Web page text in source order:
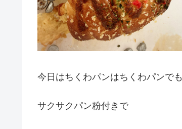
今日はちくわパンはちくわパンでも
サクサクパン粉付きで